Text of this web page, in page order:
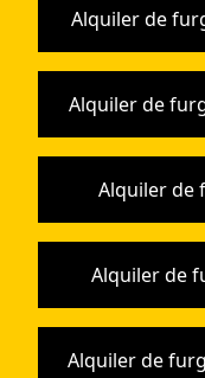
Alquiler de
Alquiler de
Alquiler de
Alquiler de
Alquiler de